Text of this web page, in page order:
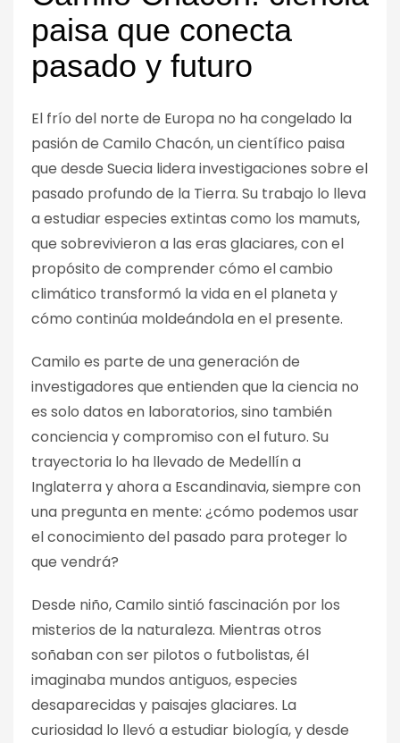
paisa que conecta
pasado y futuro
El frío del norte de Europa no ha congelado la
pasión de Camilo Chacón, un científico paisa
que desde Suecia lidera investigaciones sobre el
pasado profundo de la Tierra. Su trabajo lo lleva
a estudiar especies extintas como los mamuts,
que sobrevivieron a las eras glaciares, con el
propósito de comprender cómo el cambio
climático transformó la vida en el planeta y
cómo continúa moldeándola en el presente.
Camilo es parte de una generación de
investigadores que entienden que la ciencia no
es solo datos en laboratorios, sino también
conciencia y compromiso con el futuro. Su
trayectoria lo ha llevado de Medellín a
Inglaterra y ahora a Escandinavia, siempre con
una pregunta en mente: ¿cómo podemos usar
el conocimiento del pasado para proteger lo
que vendrá?
Desde niño, Camilo sintió fascinación por los
misterios de la naturaleza. Mientras otros
soñaban con ser pilotos o futbolistas, él
imaginaba mundos antiguos, especies
desaparecidas y paisajes glaciares. La
curiosidad lo llevó a estudiar biología, y desde